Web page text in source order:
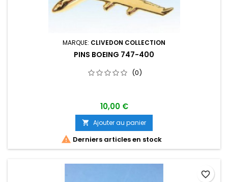
MARQUE: CLIVEDON COLLECTION
PINS BOEING 747-400
(0)
10,00 €
 Ajouter au panier
 Derniers articles en stock
favorite_border